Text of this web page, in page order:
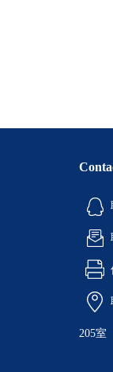
205室